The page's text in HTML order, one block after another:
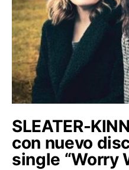
SLEATER-
con nuevo
single “Worry